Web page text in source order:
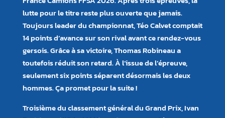
lutte pour le titre reste plus ouverte que jamais.
Toujours leader du championnat, Téo Calvet comptait
14 points d’avance sur son rival avant ce rendez-vous
gersois. Grâce à sa victoire, Thomas Robineau a
toutefois réduit son retard. À l’issue de l’épreuve,
seulement six points séparent désormais les deux
hommes. Ça promet pour la suite !
Troisième du classement général du Grand Prix, Ivan